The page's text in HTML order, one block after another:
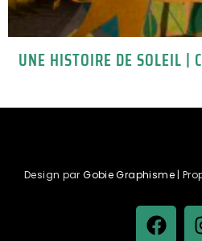
UNE HISTOIRE DE SOLEIL |
Design parGobie Graphisme|